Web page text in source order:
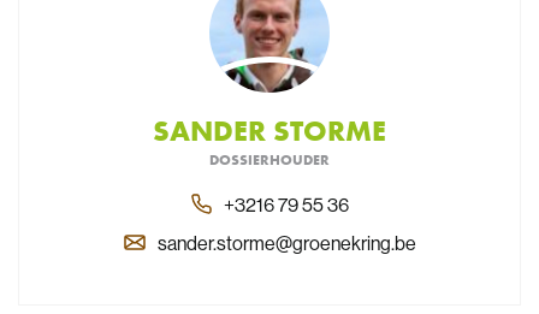
SANDER STORME
DOSSIERHOUDER
+3216 79 55 36
sander.storme@groenekring.be